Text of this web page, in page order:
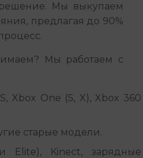
Мы выкупаем
предлагая до 90%
Мы работаем с
Xbox One (S, X), Xbox 360
старые модели.
Elite), Kinect, зарядные